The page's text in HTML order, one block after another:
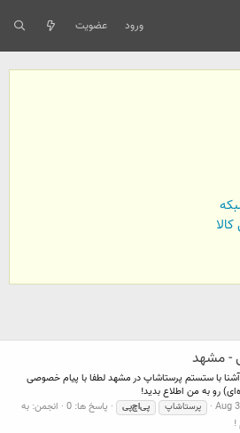
ورود عضویت
- مشهد
با ستستم پرستاشاپ در مشهد لطفا با پیام خصوصی
رو به من اطلاع بدید!
Aug پرستاشاپ پی‌اچ‌پی پاسخ ها: 0 انجمن: به
!